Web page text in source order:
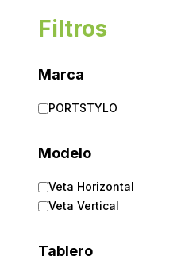
Filtros
Marca
PORTSTYLO
Modelo
Veta Horizontal
Veta Vertical
Tablero